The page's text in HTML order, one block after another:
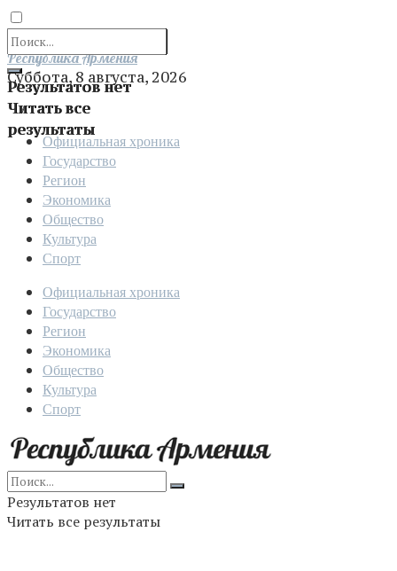
Результатов нет
Читать все
результаты
Отправить
Республика Армения
Суббота, 8 августа, 2026
Официальная хроника
Государство
Регион
Экономика
Общество
Культура
Спорт
Официальная хроника
Государство
Регион
Экономика
Общество
Культура
Спорт
Результатов нет
Читать все результаты